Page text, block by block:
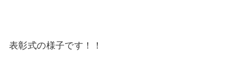
表彰式の様子です！！